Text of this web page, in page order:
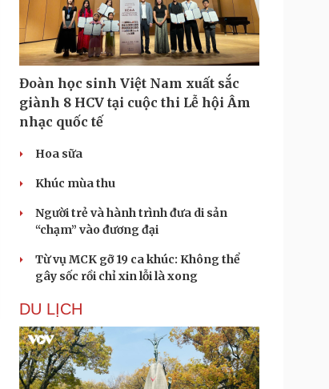
Đoàn học sinh Việt Nam xuất sắc
giành 8 HCV tại cuộc thi Lễ hội Âm
nhạc quốc tế
Hoa sữa
Khúc mùa thu
Người trẻ và hành trình đưa di sản
“chạm” vào đương đại
Từ vụ MCK gỡ 19 ca khúc: Không thể
gây sốc rồi chỉ xin lỗi là xong
DU LỊCH